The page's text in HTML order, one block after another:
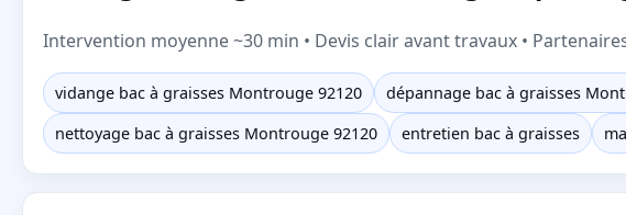
Intervention moyenne ~30 min • Devis clair avant travaux •
vidange bac à graisses Montrouge 92120 dépannage bac à graisses
nettoyage bac à graisses Montrouge 92120
entretien bac à graisses